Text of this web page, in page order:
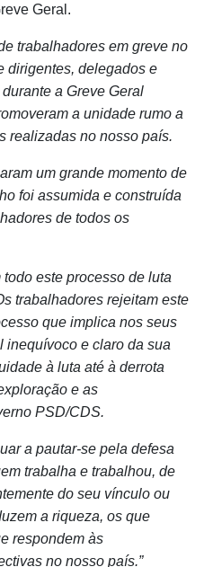
Geral.
trabalhadores em greve no
dirigentes, delegados e
a Greve Geral
a unidade rumo a
realizadas no nosso país.
um grande momento de
foi assumida e construída
de todos os
este processo de luta
trabalhadores rejeitam este
que implica nos seus
inequívoco e claro da sua
à luta até à derrota
e as
PSD/CDS.
a pautar-se pela defesa
trabalha e trabalhou, de
do seu vínculo ou
a riqueza, os que
respondem às
no nosso país.”